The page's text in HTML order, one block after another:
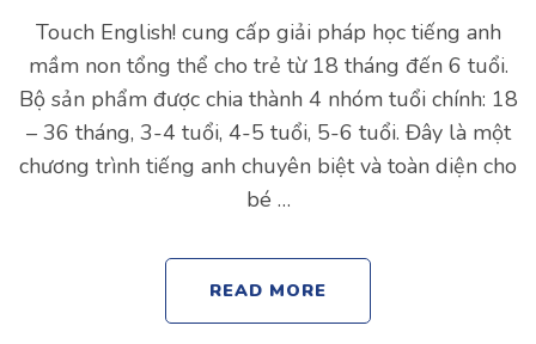
Touch English! cung cấp giải pháp học tiếng anh
mầm non tổng thể cho trẻ từ 18 tháng đến 6 tuổi.
Bộ sản phẩm được chia thành 4 nhóm tuổi chính: 18
– 36 tháng, 3-4 tuổi, 4-5 tuổi, 5-6 tuổi. Đây là một
chương trình tiếng anh chuyên biệt và toàn diện cho
bé …
READ MORE